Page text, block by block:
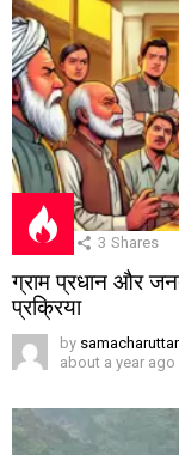
3 Shares
ग्राम प्रधान और
प्रक्रिया
by
about a year ago